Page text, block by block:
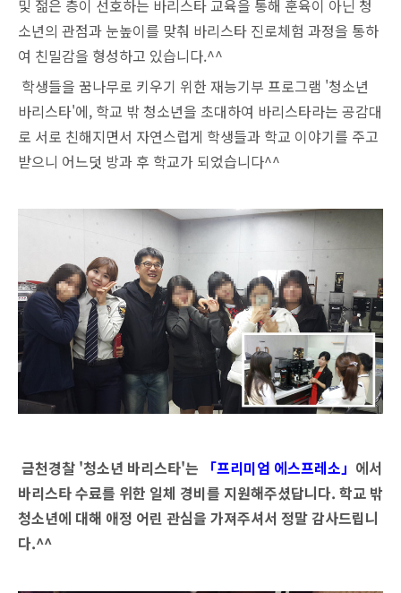
및 젊은 층이 선호하는 바리스타 교육을 통해 훈육이 아닌 청
소년의 관점과 눈높이를 맞춰 바리스타 진로체험 과정을 통하
여 친밀감을 형성하고 있습니다.^^
학생들을 꿈나무로 키우기 위한 재능기부 프로그램 '청소년
바리스타'에, 학교 밖 청소년을 초대하여 바리스타라는 공감대
로 서로 친해지면서 자연스럽게 학생들과 학교 이야기를 주고
받으니 어느덧 방과 후 학교가 되었습니다^^
금천경찰 '청소년 바리스타'는 「프리미엄 에스프레소」 에서
바리스타 수료를 위한 일체 경비를 지원해주셨답니다. 학교 밖
청소년에 대해 애정 어린 관심을 가져주셔서 정말 감사드립니
다.^^